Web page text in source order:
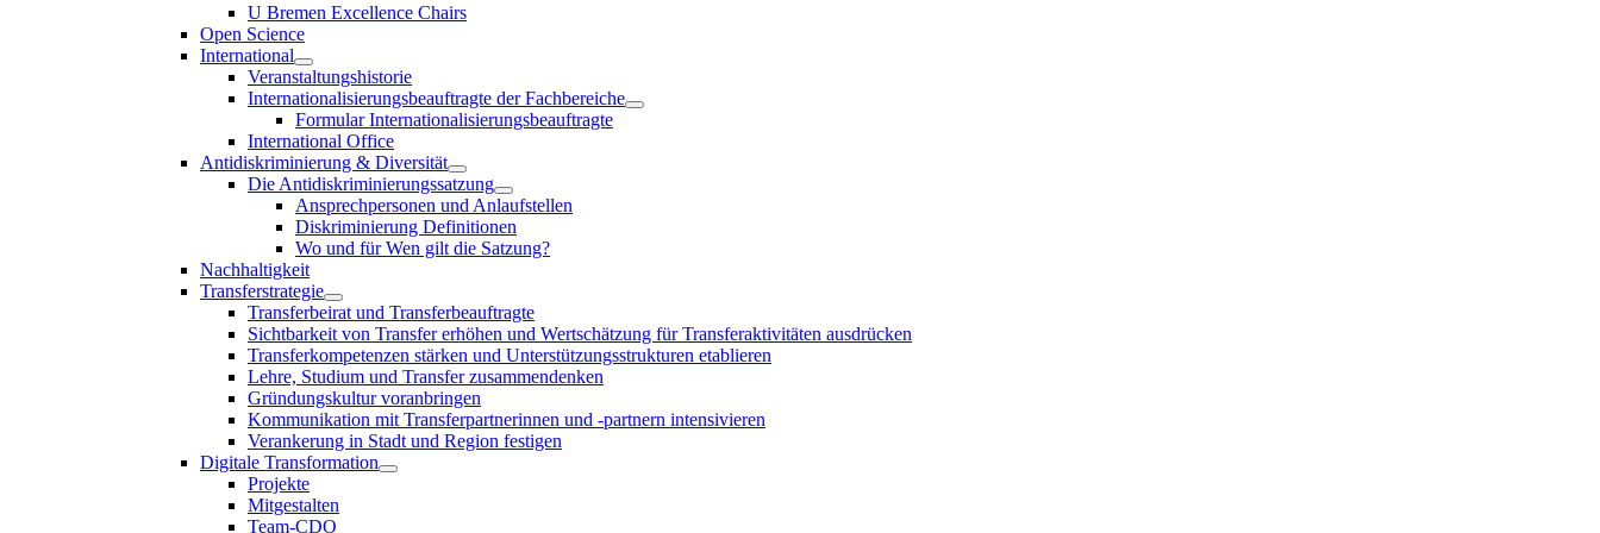
U Bremen Excellence Chairs
Open Science
International
Veranstaltungshistorie
Internationalisierungsbeauftragte der Fachbereiche
Formular Internationalisierungsbeauftragte
International Office
Antidiskriminierung & Diversität
Die Antidiskriminierungssatzung
Ansprechpersonen und Anlaufstellen
Diskriminierung Definitionen
Wo und für Wen gilt die Satzung?
Nachhaltigkeit
Transferstrategie
Transferbeirat und Transferbeauftragte
Sichtbarkeit von Transfer erhöhen und Wertschätzung für Transferaktivitäten ausdrücken
Transferkompetenzen stärken und Unterstützungsstrukturen etablieren
Lehre, Studium und Transfer zusammendenken
Gründungskultur voranbringen
Kommunikation mit Transferpartnerinnen und -partnern intensivieren
Verankerung in Stadt und Region festigen
Digitale Transformation
Projekte
Mitgestalten
Team-CDO